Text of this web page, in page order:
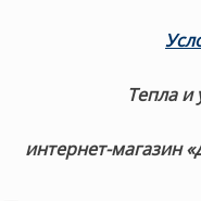
Тепла
интернет-магазин